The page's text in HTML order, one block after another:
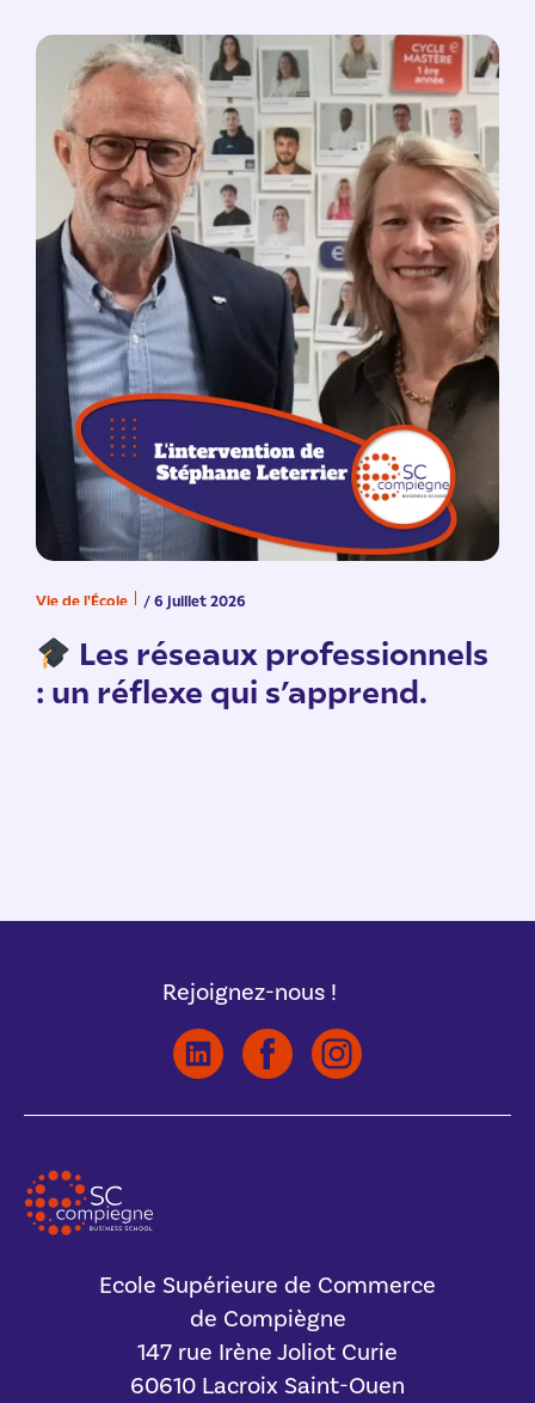
Vie de l'École / 6 juillet 2026
Les réseaux professionnels
: un réflexe qui s’apprend.
Rejoignez-nous !
Ecole Supérieure de Commerce
de Compiègne
147 rue Irène Joliot Curie
60610 Lacroix Saint-Ouen